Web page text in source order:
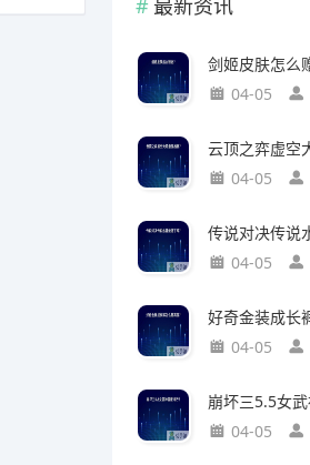
最新资讯
04-05
04-05
04-05
04-05
04-05